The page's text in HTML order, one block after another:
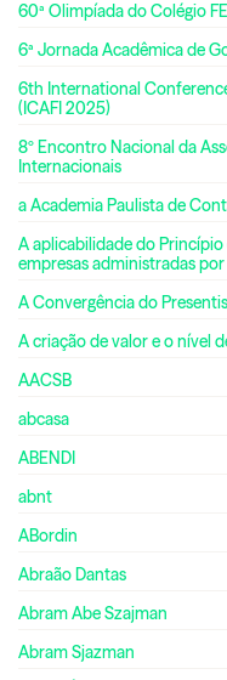
60ª Olimpíada do Colégio
6ª Jornada Acadêmica de
6th International
(ICAFI 2025)
8º Encontro Nacional da
Internacionais
a Academia Paulista de
A aplicabilidade do
empresas administradas
A Convergência do
A criação de valor e o nível
AACSB
abcasa
ABENDI
abnt
ABordin
Abraão Dantas
Abram Abe Szajman
Abram Sjazman